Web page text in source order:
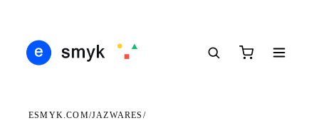
ESMYK.COM/JAZWARES /